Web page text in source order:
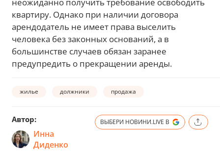
квартиру. Однако при наличии договора
арендодатель не имеет права выселить
человека без законных оснований, а в
большинстве случаев обязан заранее
предупредить о прекращении аренды.
жилье должники продажа
Автор:
Инна
Диденко
ВЫБЕРИ НОВИНИ.LIVE В